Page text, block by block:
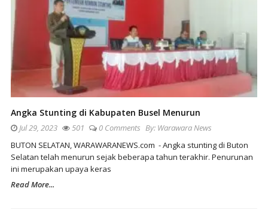
Angka Stunting di Kabupaten Busel Menurun
Jul 29, 2023 501 0 Comments By: Warawara News
BUTON SELATAN, WARAWARANEWS.com - Angka stunting di Buton
Selatan telah menurun sejak beberapa tahun terakhir. Penurunan
ini merupakan upaya keras
Read More...